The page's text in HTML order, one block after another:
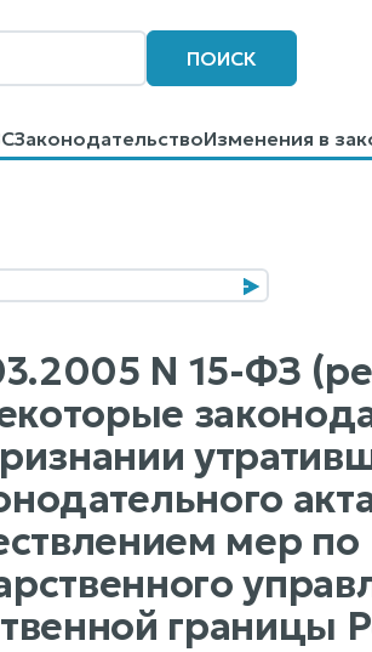
ПОИСК
ЗаконодательствоИзменения в
N 15-ФЗ
мер по
границы